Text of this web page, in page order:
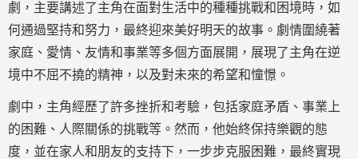
劇，主要講述了主角在面對生活中的種種挑戰和困境時，如
何通過堅持和努力，最終迎來美好明天的故事。劇情圍繞著
家庭、愛情、友情和事業等多個方面展開，展現了主角在逆
境中不屈不撓的精神，以及對未來的希望和憧憬。
劇中，主角經歷了許多挫折和考驗，包括家庭矛盾、事業上
的困難、人際關係的挑戰等。然而，他始終保持樂觀的態
度，並在家人和朋友的支持下，一步步克服困難，最終實現